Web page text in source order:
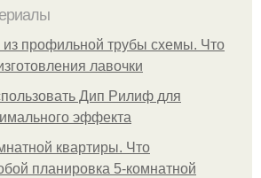
из профильной трубы схемы. Что
лавочки
Дип Рилиф для
эффекта
квартиры. Что
планировка 5-комнатной